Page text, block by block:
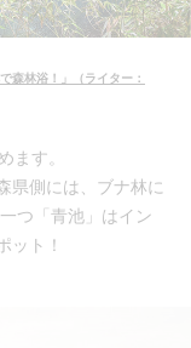
森林浴！」（ライター：
ます。
県側には、ブナ林に
つ「青池」はイン
ット！